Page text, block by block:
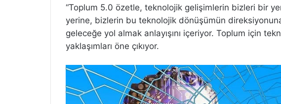
“Toplum 5.0 özetle, teknolojik gelişimlerin bizleri bir
yerine, bizlerin bu teknolojik dönüşümün
geleceğe yol almak anlayışını içeriyor. Toplum için
yaklaşımları öne çıkıyor.